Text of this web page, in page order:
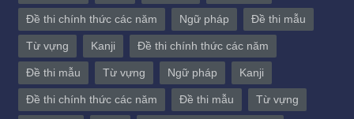
Đề thi chính thức các năm Ngữ pháp Đề thi mẫu
Từ vựng Kanji Đề thi chính thức các năm
Đề thi mẫu Từ vựng Ngữ pháp Kanji
Đề thi chính thức các năm Đề thi mẫu Từ vựng